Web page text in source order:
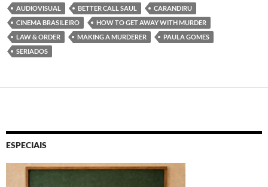
AUDIOVISUAL BETTER CALL SAUL
CARANDIRU
CINEMA BRASILEIRO
HOW TO GET AWAY WITH MURDER
LAW & ORDER
MAKING A MURDERER
PAULA GOMES
SERIADOS
ESPECIAIS